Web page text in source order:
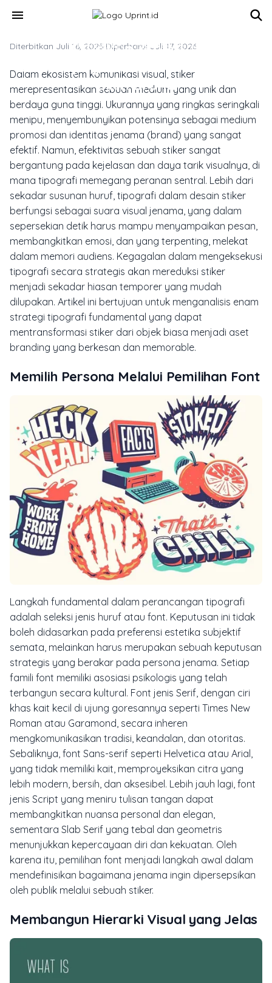
menu
TREN DESAIN & INSPIRASI CETAK
6 Trik Tipografi Untuk Stiker Yang
Bikin Brand
Diterbitkan Juli 16, 2025 Diperbarui Juli 17, 2026
Dalam ekosistem komunikasi visual, stiker
merepresentasikan sebuah medium yang unik dan
berdaya guna tinggi. Ukurannya yang ringkas seringkali
menipu, menyembunyikan potensinya sebagai medium
promosi dan identitas jenama (brand) yang sangat
efektif. Namun, efektivitas sebuah stiker sangat
bergantung pada kejelasan dan daya tarik visualnya, di
mana tipografi memegang peranan sentral. Lebih dari
sekadar susunan huruf, tipografi dalam desain stiker
berfungsi sebagai suara visual jenama, yang dalam
sepersekian detik harus mampu menyampaikan pesan,
membangkitkan emosi, dan yang terpenting, melekat
dalam memori audiens. Kegagalan dalam mengeksekusi
tipografi secara strategis akan mereduksi stiker
menjadi sekadar hiasan temporer yang mudah
dilupakan. Artikel ini bertujuan untuk menganalisis enam
strategi tipografi fundamental yang dapat
mentransformasi stiker dari objek biasa menjadi aset
branding yang berkesan dan memorable.
Memilih Persona Melalui Pemilihan Font
Langkah fundamental dalam perancangan tipografi
adalah seleksi jenis huruf atau font. Keputusan ini tidak
boleh didasarkan pada preferensi estetika subjektif
semata, melainkan harus merupakan sebuah keputusan
strategis yang berakar pada persona jenama. Setiap
famili font memiliki asosiasi psikologis yang telah
terbangun secara kultural. Font jenis Serif, dengan ciri
khas kait kecil di ujung goresannya seperti Times New
Roman atau Garamond, secara inheren
mengkomunikasikan tradisi, keandalan, dan otoritas.
Sebaliknya, font Sans-serif seperti Helvetica atau Arial,
yang tidak memiliki kait, memproyeksikan citra yang
lebih modern, bersih, dan aksesibel. Lebih jauh lagi, font
jenis Script yang meniru tulisan tangan dapat
membangkitkan nuansa personal dan elegan,
sementara Slab Serif yang tebal dan geometris
menunjukkan kepercayaan diri dan kekuatan. Oleh
karena itu, pemilihan font menjadi langkah awal dalam
mendefinisikan bagaimana jenama ingin dipersepsikan
oleh publik melalui sebuah stiker.
Membangun Hierarki Visual yang Jelas